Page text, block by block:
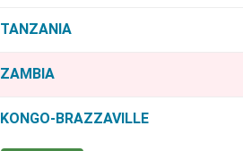
TANZANIA
ZAMBIA
KONGO-BRAZZAVILLE